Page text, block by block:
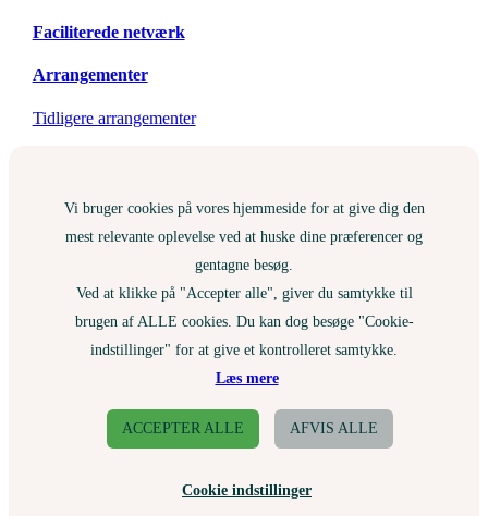
Faciliterede netværk
Arrangementer
Tidligere arrangementer
Vi bruger cookies på vores hjemmeside for at give dig den
mest relevante oplevelse ved at huske dine præferencer og
gentagne besøg.
Ved at klikke på "Accepter alle", giver du samtykke til
brugen af ALLE cookies. Du kan dog besøge "Cookie-
indstillinger" for at give et kontrolleret samtykke.
Læs mere
ACCEPTER ALLE AFVIS ALLE
Cookie indstillinger